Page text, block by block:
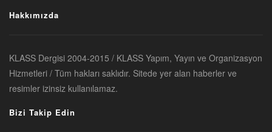
Hakkımızda
KLASS Dergisi 2004-2015 / KLASS Yapım, Yayın ve Organizasyon
Hizmetleri / Tüm hakları saklıdır. Sitede yer alan haberler ve
resimler izinsiz kullanılamaz.
Bizi Takip Edin